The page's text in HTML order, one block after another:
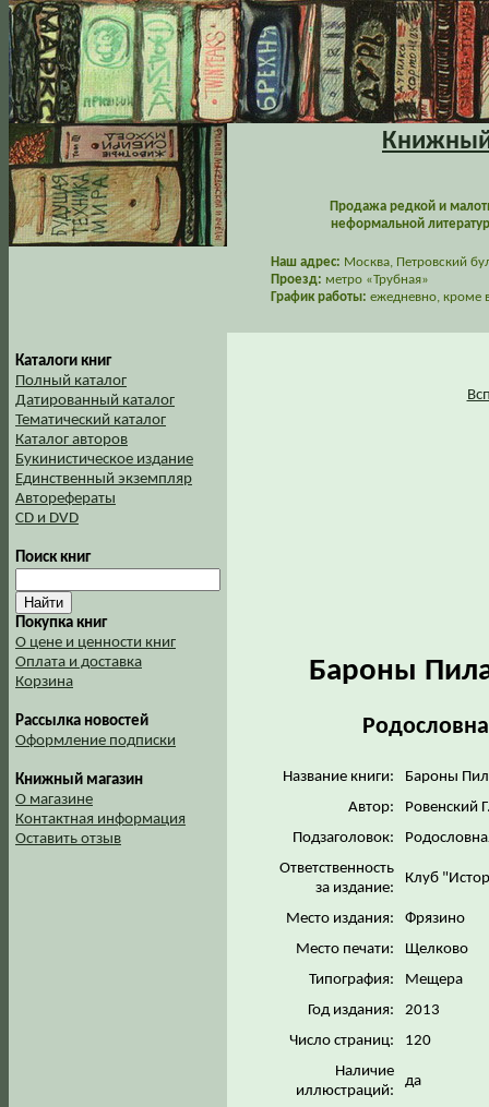
Книжный
Продажа редкой и
неформальной
Наш адрес: Москва, Петровский
Проезд: метро «Трубная»
График работы: ежедневно, кроме
Каталоги книг
Полный каталог
Датированный каталог
Тематический каталог
Каталог авторов
Букинистическое издание
Единственный экземпляр
Авторефераты
CD и DVD
Поиск книг
Покупка книг
О цене и ценности книг
Оплата и доставка
Корзина
Рассылка новостей
Оформление подписки
Книжный магазин
О магазине
Контактная информация
Оставить отзыв
Бароны
Название книги:
Бароны
Автор:
Ровенский
Подзаголовок:
Ответственность
за издание:
Клуб
Место издания:
Фрязино
Место печати:
Щелково
Типография:
Мещера
Год издания:
2013
Число страниц:
120
Наличие
иллюстраций:
да